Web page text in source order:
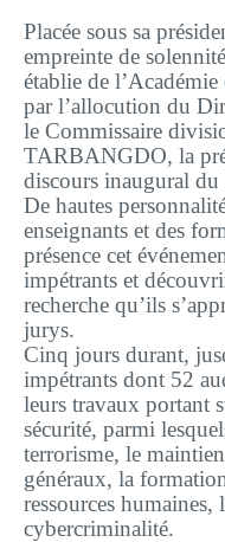
Placée sous sa
empreinte de
établie de
par l’allocution du
le Commissaire
TARBANGDO, la
discours inaugural du
De hautes
enseignants et des
présence cet
impétrants et
recherche qu’ils
jurys.
Cinq jours durant,
impétrants dont 52
leurs travaux portant
sécurité, parmi
terrorisme, le
généraux, la
ressources humaines,
cybercriminalité.